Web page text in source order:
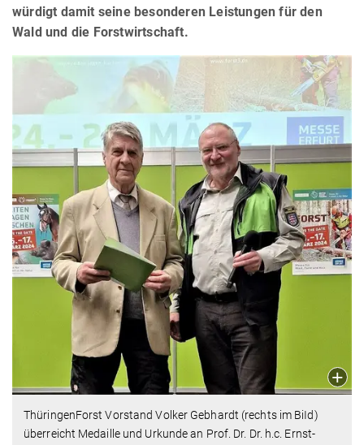
würdigt damit seine besonderen Leistungen für den
Wald und die Forstwirtschaft.
ThüringenForst Vorstand Volker Gebhardt (rechts im BiId)
überreicht Medaille und Urkunde an Prof. Dr. Dr. h.c. Ernst-